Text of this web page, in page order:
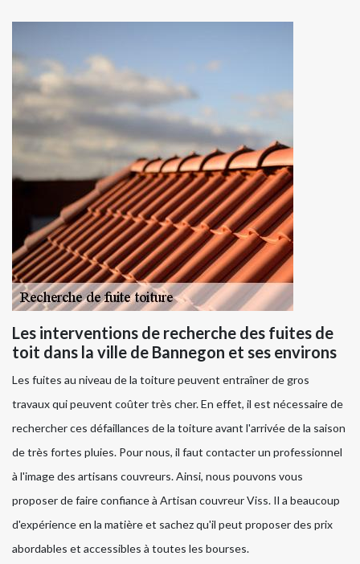
Les interventions de recherche des fuites de
toit dans la ville de Bannegon et ses environs
Les fuites au niveau de la toiture peuvent entraîner de gros
travaux qui peuvent coûter très cher. En effet, il est nécessaire de
rechercher ces défaillances de la toiture avant l'arrivée de la saison
de très fortes pluies. Pour nous, il faut contacter un professionnel
à l'image des artisans couvreurs. Ainsi, nous pouvons vous
proposer de faire confiance à Artisan couvreur Viss. Il a beaucoup
d'expérience en la matière et sachez qu'il peut proposer des prix
abordables et accessibles à toutes les bourses.